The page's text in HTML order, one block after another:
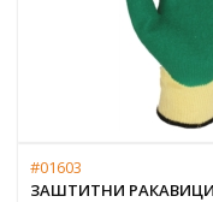
#01603
ЗАШТИТНИ